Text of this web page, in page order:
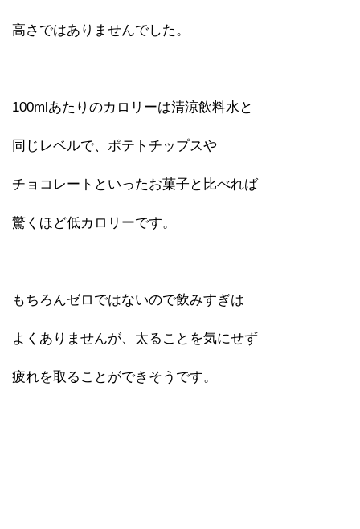
高さではありませんでした。
100mlあたりのカロリーは清涼飲料水と
同じレベルで、ポテトチップスや
チョコレートといったお菓子と比べれば
驚くほど低カロリーです。
もちろんゼロではないので飲みすぎは
よくありませんが、太ることを気にせず
疲れを取ることができそうです。